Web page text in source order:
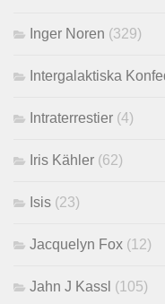
Inger Noren (329)
Intergalaktiska
Intraterrestier (4)
Iris Kähler (62)
Isis (23)
Jacquelyn Fox (12)
Jahn J Kassl (105)